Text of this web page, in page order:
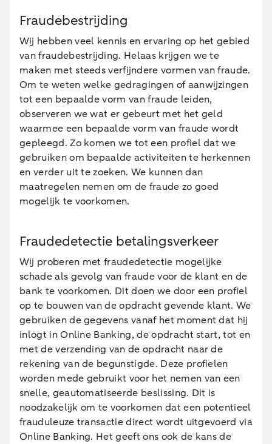
Fraudebestrijding
Wij hebben veel kennis en ervaring op het gebied
van fraudebestrijding. Helaas krijgen we te
maken met steeds verfijndere vormen van fraude.
Om te weten welke gedragingen of aanwijzingen
tot een bepaalde vorm van fraude leiden,
observeren we wat er gebeurt met het geld
waarmee een bepaalde vorm van fraude wordt
gepleegd. Zo komen we tot een profiel dat we
gebruiken om bepaalde activiteiten te herkennen
en verder uit te zoeken. We kunnen dan
maatregelen nemen om de fraude zo goed
mogelijk te voorkomen.
Fraudedetectie betalingsverkeer
Wij proberen met fraudedetectie mogelijke
schade als gevolg van fraude voor de klant en de
bank te voorkomen. Dit doen we door een profiel
op te bouwen van de opdracht gevende klant. We
gebruiken de gegevens vanaf het moment dat hij
inlogt in Online Banking, de opdracht start, tot en
met de verzending van de opdracht naar de
rekening van de begunstigde. Deze profielen
worden mede gebruikt voor het nemen van een
snelle, geautomatiseerde beslissing. Dit is
noodzakelijk om te voorkomen dat een potentieel
frauduleuze transactie direct wordt uitgevoerd via
Online Banking. Het geeft ons ook de kans de